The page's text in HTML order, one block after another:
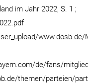
im Jahr 2022, S. 1 ;
www.dosb.de/
de/fans/
themen/parteien/